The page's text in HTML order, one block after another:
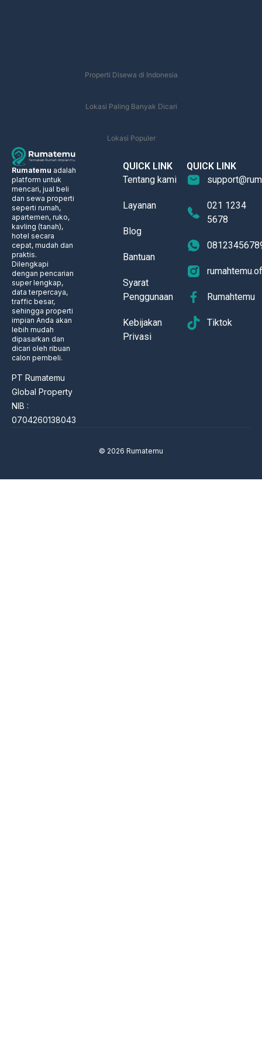
Properti Disewa di Indonesia
Lokasi Paling Banyak Dicari
Lokasi Populer
Rumatemu adalah
platform untuk
mencari, jual beli
dan sewa properti
seperti rumah,
apartemen, ruko,
kavling (tanah),
hotel secara
cepat, mudah dan
praktis.
Dilengkapi
dengan pencarian
super lengkap,
data terpercaya,
traffic besar,
sehingga properti
impian Anda akan
lebih mudah
dipasarkan dan
dicari oleh ribuan
calon pembeli.
PT Rumatemu
Global Property
NIB :
0704260138043
QUICK LINK
Tentang kami
Layanan
Blog
Bantuan
Syarat
Penggunaan
Kebijakan
Privasi
QUICK LINK
021 1234
5678
Rumahtemu
Tiktok
© 2026 Rumatemu